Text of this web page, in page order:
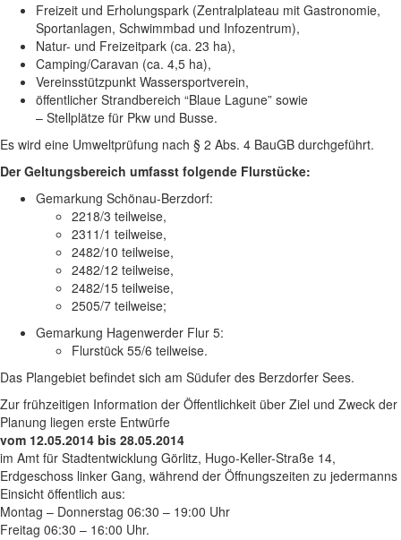
Freizeit und Erholungspark (Zentralplateau mit Gastronomie,
Sportanlagen, Schwimmbad und Infozentrum),
Natur- und Freizeitpark (ca. 23 ha),
Camping/Caravan (ca. 4,5 ha),
Vereinsstützpunkt Wassersportverein,
öffentlicher Strandbereich “Blaue Lagune” sowie
– Stellplätze für Pkw und Busse.
Es wird eine Umweltprüfung nach § 2 Abs. 4 BauGB durchgeführt.
Der Geltungsbereich umfasst folgende Flurstücke:
Gemarkung Schönau-Berzdorf:
2218/3 teilweise,
2311/1 teilweise,
2482/10 teilweise,
2482/12 teilweise,
2482/15 teilweise,
2505/7 teilweise;
Gemarkung Hagenwerder Flur 5:
Flurstück 55/6 teilweise.
Das Plangebiet befindet sich am Südufer des Berzdorfer Sees.
Zur frühzeitigen Information der Öffentlichkeit über Ziel und Zweck der
Planung liegen erste Entwürfe
vom 12.05.2014 bis 28.05.2014
im Amt für Stadtentwicklung Görlitz, Hugo-Keller-Straße 14,
Erdgeschoss linker Gang, während der Öffnungszeiten zu jedermanns
Einsicht öffentlich aus:
Montag – Donnerstag 06:30 – 19:00 Uhr
Freitag 06:30 – 16:00 Uhr.